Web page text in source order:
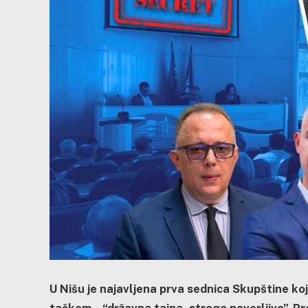
U Nišu je najavljena prva sednica Skupštine